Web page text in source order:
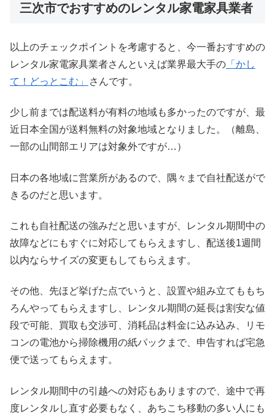
三次市でおすすめのレンタル家電家具業者
以上のチェックポイントを考慮すると、今一番おすすめの
レンタル家電家具業者さんといえば業界最大手の 「かし
て！どっとこむ」
さんです。
少し前までは配送料が有料の地域も多かったのですが、最
近日本全国が送料無料の対象地域となりました。（離島、
一部の山間部エリアは対象外ですが…）
日本の各地域に営業所があるので、隅々まで自社配送がで
きるのだと思います。
これも自社配送の強みだと思いますが、レンタル期間中の
故障などにもすぐに対応してもらえますし、配送後1週間
以内ならサイズの変更もしてもらえます。
その他、先ほど挙げた点でいうと、設置や組み立てももち
ろんやってもらえますし、レンタル期間の延長は割安な値
段で可能、買取も交渉可、消耗品は料金に込み込み、リモ
コンの電池から掃除機用の紙パックまで、申告すれば宅急
便で送ってもらえます。
レンタル期間中の引越への対応もありますので、途中で再
度レンタルし直す必要もなく、あちこち移動の多い人にも